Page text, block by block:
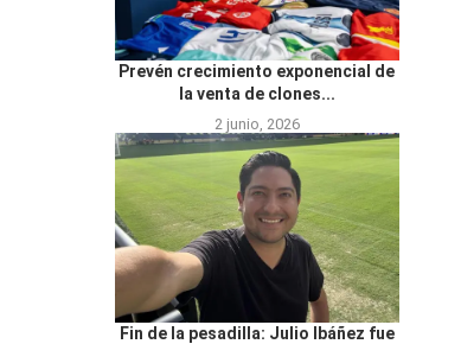
Prevén crecimiento exponencial de
la venta de clones...
2 junio, 2026
Fin de la pesadilla: Julio Ibáñez fue